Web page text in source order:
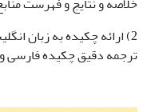
2) ارائه چکیده به زبان
ترجمه دقیق چکیده فارسی و